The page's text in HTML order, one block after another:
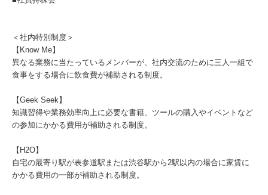
＜社内特別制度＞
【Know Me】
異なる業務に当たっているメンバーが、社内交流のために三人一組で
食事をする場合に飲食費が補助される制度。
【Geek Seek】
知識習得や業務効率向上に必要な書籍、ツールの購入やイベントなど
の参加にかかる費用が補助される制度。
【H2O】
自宅の最寄り駅が表参道駅または渋谷駅から2駅以内の場合に家賃に
かかる費用の一部が補助される制度。